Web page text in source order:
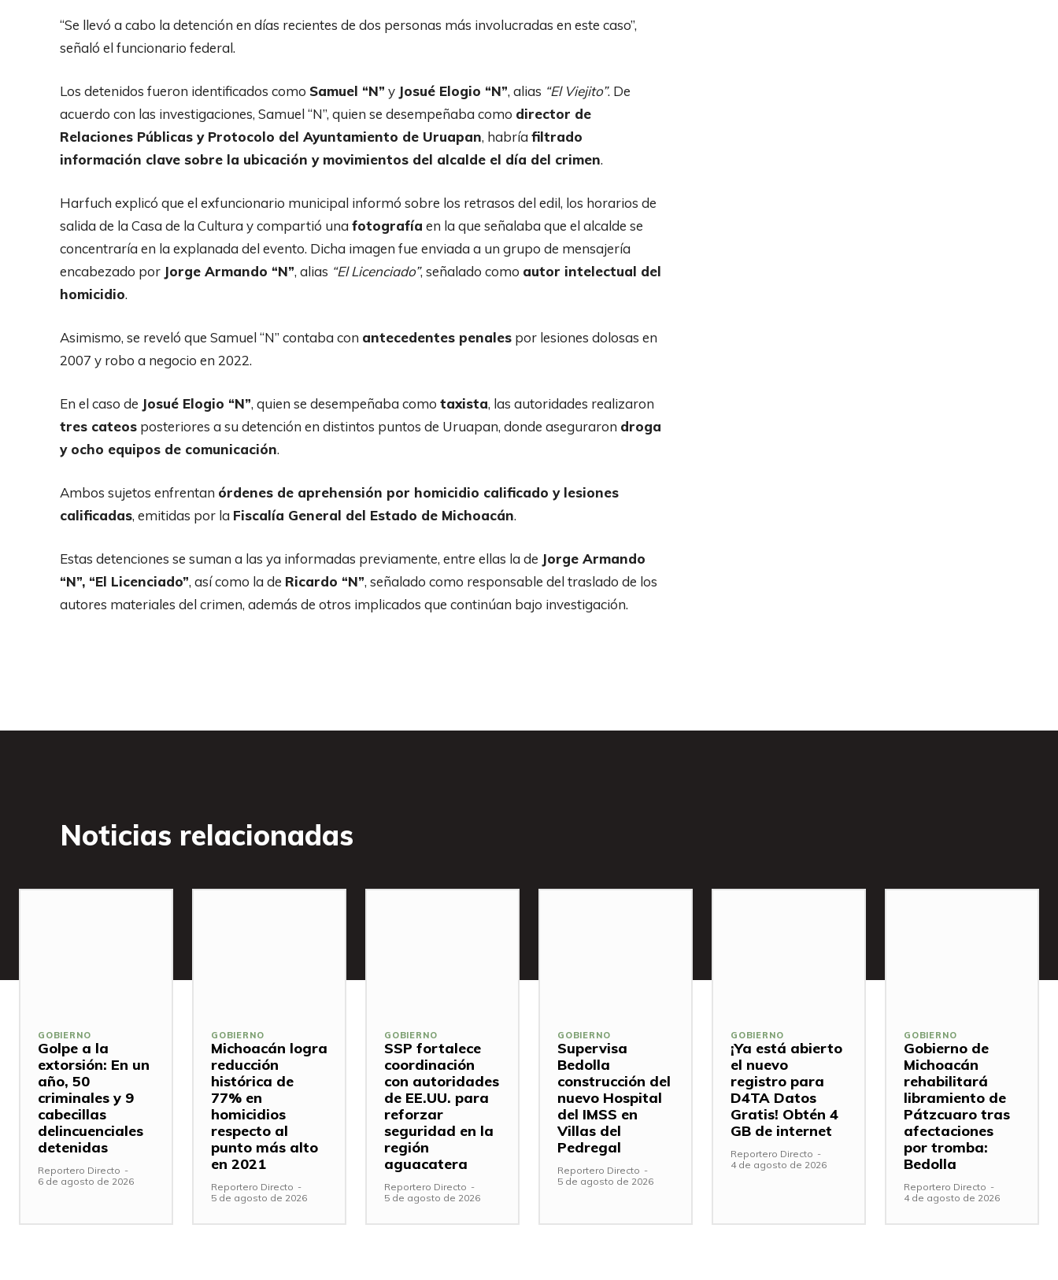
“Se llevó a cabo la detención en días recientes de dos personas más involucradas en este caso”,
señaló el funcionario federal.
Los detenidos fueron identificados como Samuel “N” y Josué Elogio “N”, alias “El Viejito”. De
acuerdo con las investigaciones, Samuel “N”, quien se desempeñaba como director de
Relaciones Públicas y Protocolo del Ayuntamiento de Uruapan, habría filtrado
información clave sobre la ubicación y movimientos del alcalde el día del crimen.
Harfuch explicó que el exfuncionario municipal informó sobre los retrasos del edil, los horarios de
salida de la Casa de la Cultura y compartió una fotografía en la que señalaba que el alcalde se
concentraría en la explanada del evento. Dicha imagen fue enviada a un grupo de mensajería
encabezado por Jorge Armando “N”, alias “El Licenciado”, señalado como autor intelectual del
homicidio.
Asimismo, se reveló que Samuel “N” contaba con antecedentes penales por lesiones dolosas en
2007 y robo a negocio en 2022.
En el caso de Josué Elogio “N”, quien se desempeñaba como taxista, las autoridades realizaron
tres cateos posteriores a su detención en distintos puntos de Uruapan, donde aseguraron droga
y ocho equipos de comunicación.
Ambos sujetos enfrentan órdenes de aprehensión por homicidio calificado y lesiones
calificadas, emitidas por la Fiscalía General del Estado de Michoacán.
Estas detenciones se suman a las ya informadas previamente, entre ellas la de Jorge Armando
“N”, “El Licenciado”, así como la de Ricardo “N”, señalado como responsable del traslado de los
autores materiales del crimen, además de otros implicados que continúan bajo investigación.
Noticias relacionadas
GOBIERNO
Golpe a la
extorsión: En un
año, 50
criminales y 9
cabecillas
delincuenciales
detenidas
Reportero Directo -
6 de agosto de 2026
GOBIERNO
Michoacán logra
reducción
histórica de
77% en
homicidios
respecto al
punto más alto
en 2021
Reportero Directo -
5 de agosto de 2026
GOBIERNO
SSP fortalece
coordinación
con autoridades
de EE.UU. para
reforzar
seguridad en la
región
aguacatera
Reportero Directo -
5 de agosto de 2026
GOBIERNO
Supervisa
Bedolla
construcción del
nuevo Hospital
del IMSS en
Villas del
Pedregal
Reportero Directo -
5 de agosto de 2026
GOBIERNO
¡Ya está abierto
el nuevo
registro para
D4TA Datos
Gratis! Obtén 4
GB de internet
Reportero Directo -
4 de agosto de 2026
GOBIERNO
Gobierno de
Michoacán
rehabilitará
libramiento de
Pátzcuaro tras
afectaciones
por tromba:
Bedolla
Reportero Directo -
4 de agosto de 2026